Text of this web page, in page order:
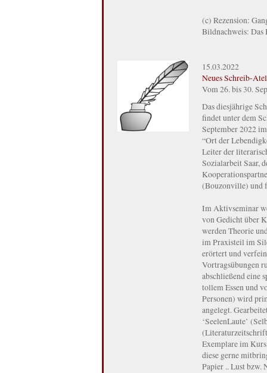
(c) Rezension:
Bildnachweis:
15.03.2022
Neues Schreib-
Vom 26. bis 30.
Das diesjährige
findet unter dem
September 2022
“Ort der
Leiter der
Sozialarbeit Saar,
(Bouzonville) und
Im Aktivseminar
von Gedicht über
werden Theorie
im Praxisteil im
erörtert und
Vortragsübungen
abschließend eine
tollem Essen und
Personen) wird
angelegt.
‘SeelenLaute’
Exemplare im
diese gerne
Papier .. Lust bzw.